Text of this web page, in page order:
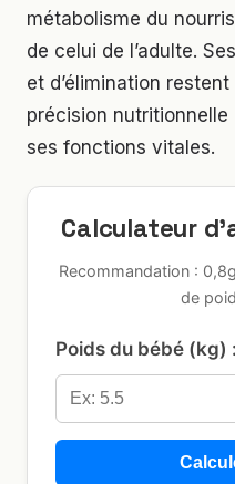
métabolisme du
de celui de l’adulte.
et d’élimination
précision
ses fonctions vitales.
Calculateur
Recommandation :
de
Poids du bébé (kg) :